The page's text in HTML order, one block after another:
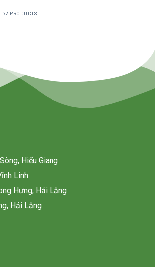
72 PRODUCTS
Hiếu Giang
Linh
Hưng, Hải Lăng
Hải Lăng